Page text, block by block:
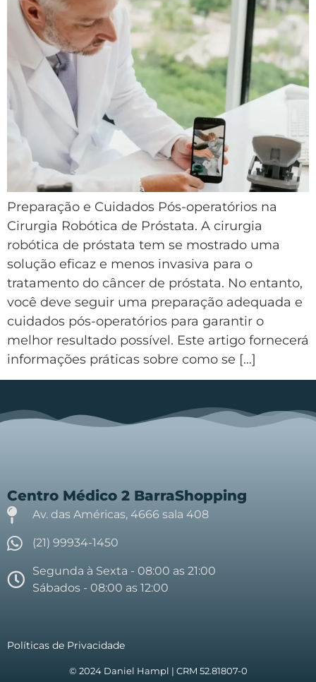
Preparação e Cuidados Pós-operatórios na
Cirurgia Robótica de Próstata. A cirurgia
robótica de próstata tem se mostrado uma
solução eficaz e menos invasiva para o
tratamento do câncer de próstata. No entanto,
você deve seguir uma preparação adequada e
cuidados pós-operatórios para garantir o
melhor resultado possível. Este artigo fornecerá
informações práticas sobre como se […]
Centro Médico 2 BarraShopping
Av. das Américas, 4666 sala 408
(21) 99934-1450
Segunda à Sexta - 08:00 as 21:00
Sábados - 08:00 as 12:00
Políticas de Privacidade
© 2024 Daniel Hampl | CRM 52.81807-0